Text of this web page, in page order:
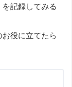
記録してみる
役に立てたら